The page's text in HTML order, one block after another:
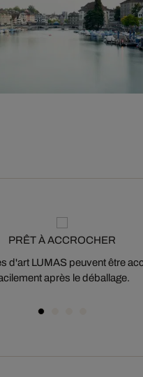
PRÊT À ACCROCHER
d'art LUMAS peuvent être
après le déballage.